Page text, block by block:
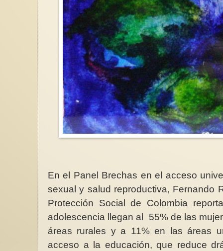
En el Panel Brechas en el acceso
sexual y salud reproductiva, Fernando
Protección Social de Colombia
adolescencia llegan al 55% de las
áreas rurales y a 11% en las áreas
acceso a la educación, que reduce
NotiMujeres 1/2026